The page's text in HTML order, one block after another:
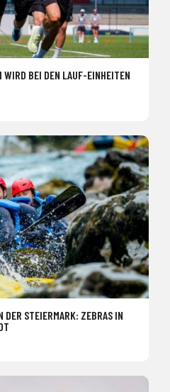
BEI DEN LAUF-EINHEITEN
DER STEIERMARK: ZEBRAS IN